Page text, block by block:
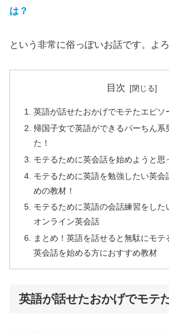
は？
という非常に俗っぽいお話です。よろ
目次
英語が話せたおかげでモテたエピソ
帰国子女で英語ができるパーちん系
た！
モテるために英会話を始めようと思
モテるために英語を勉強したい英会
めの教材！
モテるために英語の会話練習をした
オンライン英会話
まとめ！英語を話せると無駄にモテ
英会話を始める方におすすめ教材
英語が話せたおかげでモテ